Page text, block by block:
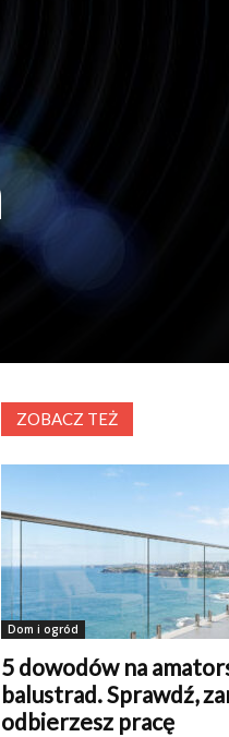
ZOBACZ TEŻ
Dom i ogród
5 dowodów na
balustrad. Sprawdź,
odbierzesz pracę